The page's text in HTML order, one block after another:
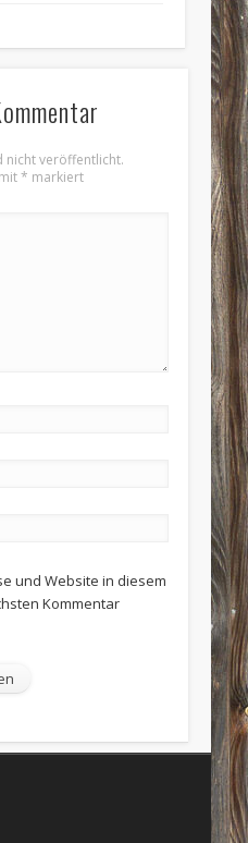
nicht veröffentlicht.
* markiert
und Website in diesem
Kommentar